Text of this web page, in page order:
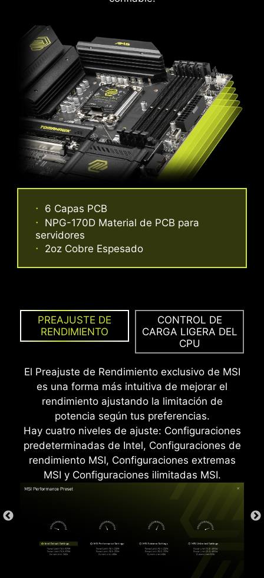
6 Capas PCB
NPG-170D Material de PCB para
servidores
2oz Cobre Espesado
PREAJUSTE DE
RENDIMIENTO
CONTROL DE
CARGA LIGERA DEL
CPU
El Preajuste de Rendimiento exclusivo de MSI
es una forma más intuitiva de mejorar el
rendimiento ajustando la limitación de
potencia según tus preferencias.
Hay cuatro niveles de ajuste: Configuraciones
predeterminadas de Intel, Configuraciones de
rendimiento MSI, Configuraciones extremas
MSI y Configuraciones ilimitadas MSI.
Memtest proporcionan a los usuarios la
flexibilidad necesaria para identificar
rápidamente la configuración ideal
capacidades de overclocking de
memoria.
Una capa adicional de material tipo esponja,
junto con el IO Shield resistente a la corrosión,
ayuda a mejorar la protección contra
electricidad estática y reducir el ruido por
radiación electromagnética del sistema,
* La imagen mostrada es solo de referencia. Consulta
las páginas de especificaciones para más detalles.
PROTECCIÓN CONTRA
SOBRECORRIENTE